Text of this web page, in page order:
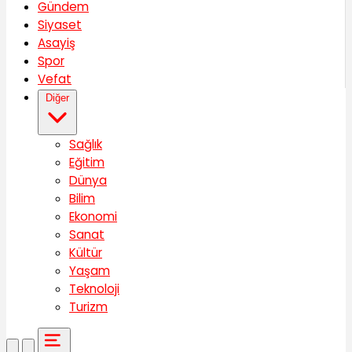
Gündem
Siyaset
Asayiş
Spor
Vefat
Diğer
Sağlık
Eğitim
Dünya
Bilim
Ekonomi
Sanat
Kültür
Yaşam
Teknoloji
Turizm